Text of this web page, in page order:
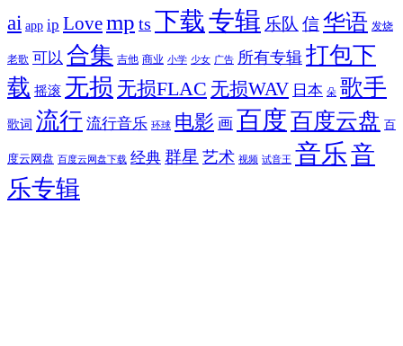
ai app ip Lovemp ts 下载专辑 乐队 信华语 发烧
老歌 可以 合集 吉他 商业 小学 少女 广告 所有专辑 打包下
载 摇滚 无损 无损FLAC 无损WAV 日本 朵 歌手
歌词 流行 流行音乐 环球 电影 画 百度百度云盘 百
度云网盘 百度云网盘下载 经典 群星 艺术 视频 试音王 音乐音
乐专辑